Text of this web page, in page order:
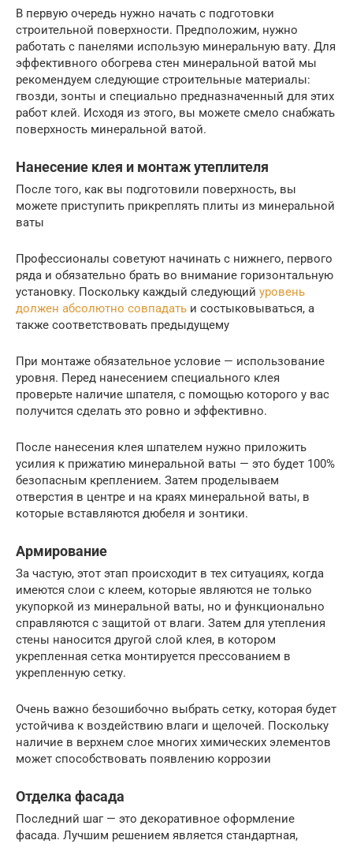
В первую очередь нужно начать с подготовки
строительной поверхности. Предположим, нужно
работать с панелями использую минеральную вату. Для
эффективного обогрева стен минеральной ватой мы
рекомендуем следующие строительные материалы:
гвозди, зонты и специально предназначенный для этих
работ клей. Исходя из этого, вы можете смело снабжать
поверхность минеральной ватой.
Нанесение клея и монтаж утеплителя
После того, как вы подготовили поверхность, вы
можете приступить прикреплять плиты из минеральной
ваты
Профессионалы советуют начинать с нижнего, первого
ряда и обязательно брать во внимание горизонтальную
установку. Поскольку каждый следующий уровень
должен абсолютно совпадать и состыковываться, а
также соответствовать предыдущему
При монтаже обязательное условие — использование
уровня. Перед нанесением специального клея
проверьте наличие шпателя, с помощью которого у вас
получится сделать это ровно и эффективно.
После нанесения клея шпателем нужно приложить
усилия к прижатию минеральной ваты — это будет 100%
безопасным креплением. Затем проделываем
отверстия в центре и на краях минеральной ваты, в
которые вставляются дюбеля и зонтики.
Армирование
За частую, этот этап происходит в тех ситуациях, когда
имеются слои с клеем, которые являются не только
укупоркой из минеральной ваты, но и функционально
справляются с защитой от влаги. Затем для утепления
стены наносится другой слой клея, в котором
укрепленная сетка монтируется прессованием в
укрепленную сетку.
Очень важно безошибочно выбрать сетку, которая будет
устойчива к воздействию влаги и щелочей. Поскольку
наличие в верхнем слое многих химических элементов
может способствовать появлению коррозии
Отделка фасада
Последний шаг — это декоративное оформление
фасада. Лучшим решением является стандартная,